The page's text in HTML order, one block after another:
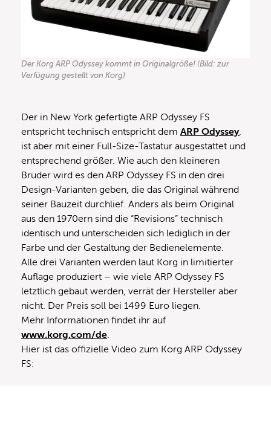
Der Korg ARP Odyssey kommt in Originalgröße! (Bild: zur
Verfügung gestellt von Korg)
Der in New York gefertigte ARP Odyssey FS
entspricht technisch entspricht dem ARP Odyssey,
ist aber mit einer Full-Size-Tastatur ausgestattet und
entsprechend größer. Wie auch den kleineren
Bruder wird es den ARP Odyssey FS in den drei
Design-Varianten geben, die das Original während
seiner Bauzeit durchlief. Anders als beim Original
aus den 1970ern sind die “Revisions” technisch
identisch und unterscheiden sich lediglich in der
Farbe und der Gestaltung der Bedienelemente.
Alle drei Varianten werden laut Korg in limitierter
Auflage produziert – wie viele ARP Odyssey FS
letztlich gebaut werden, verrät der Hersteller aber
nicht. Der Preis soll bei 1499 Euro liegen.
Mehr Informationen findet ihr auf
www.korg.com/de.
Hier ist das offizielle Video zum Korg ARP Odyssey
FS: